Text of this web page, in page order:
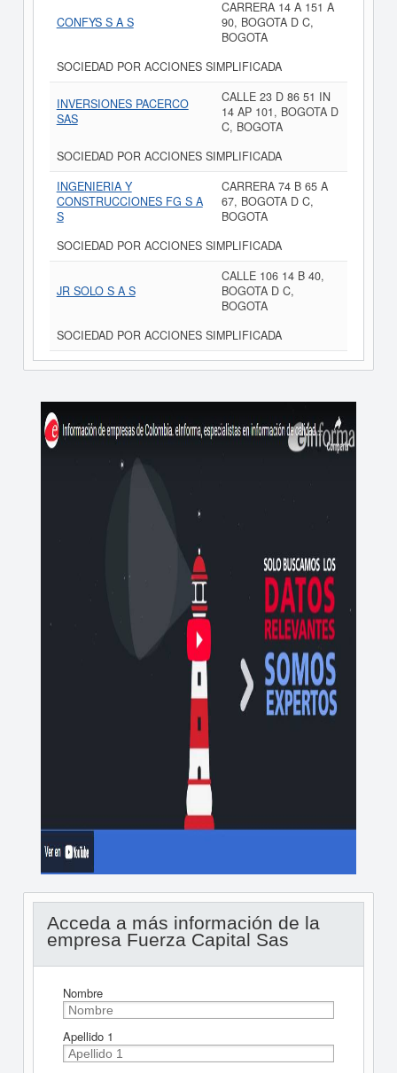
CONFYS S A S
CARRERA 14 A 151 A
90, BOGOTA D C,
BOGOTA
SOCIEDAD POR ACCIONES SIMPLIFICADA
INVERSIONES PACERCO
SAS
CALLE 23 D 86 51 IN
14 AP 101, BOGOTA D
C, BOGOTA
SOCIEDAD POR ACCIONES SIMPLIFICADA
INGENIERIA Y
CONSTRUCCIONES FG S A
S
CARRERA 74 B 65 A
67, BOGOTA D C,
BOGOTA
SOCIEDAD POR ACCIONES SIMPLIFICADA
JR SOLO S A S
CALLE 106 14 B 40,
BOGOTA D C,
BOGOTA
SOCIEDAD POR ACCIONES SIMPLIFICADA
Acceda a más información de la
empresa Fuerza Capital Sas
Nombre
Apellido 1